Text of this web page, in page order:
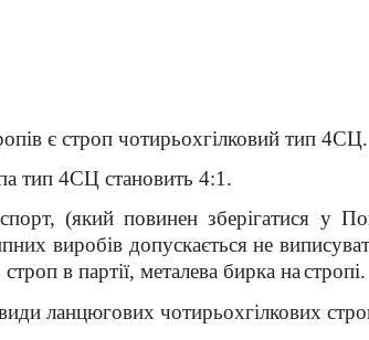
є строп чотирьохгілковий тип 4СЦ.
тип 4СЦ становить 4:1.
(який повинен зберігатися у
виробів допускається не
в партії, металева бирка настропі.
ланцюгових чотирьохгілкових